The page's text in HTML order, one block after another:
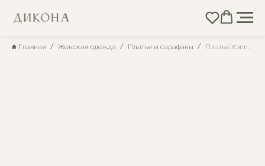
Главная Женская одежда Платья и сарафаны Платье Хэппи №5 бн05